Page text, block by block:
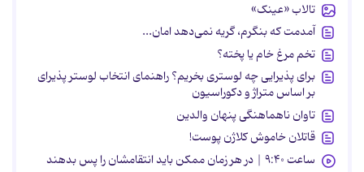
تالاب «عینک»
آمدمت که بنگرم، گریه نمی‌دهد امان...
تخم مرغ خام یا پخته؟
برای پذیرایی چه لوستری بخریم؟ راهنمای انتخاب لوستر پذیرای
بر اساس متراژ و دکوراسیون
تاوان ناهماهنگی پنهان والدین
قاتلان خاموش کلاژن پوست!
ساعت ۹:۴۰ | در هر زمان ممکن باید انتقامشان را پس بدهند